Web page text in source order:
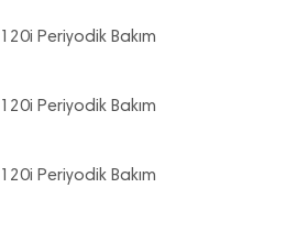
Periyodik Bakım
Periyodik Bakım
Periyodik Bakım